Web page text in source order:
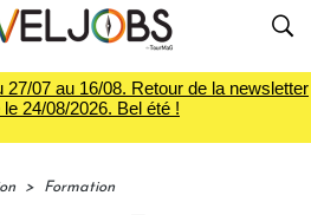
07 au 16/08. Retour de la newsletter
24/08/2026. Bel été !
> Formation